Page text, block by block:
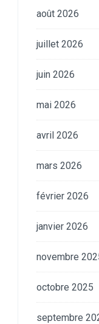
août 2026
juillet 2026
juin 2026
mai 2026
avril 2026
mars 2026
février 2026
janvier 2026
novembre
octobre 2025
septembre